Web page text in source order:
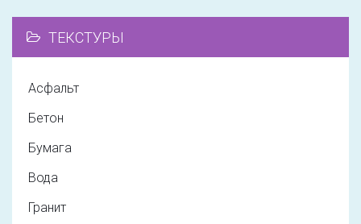
ТЕКСТУРЫ
Асфальт
Бетон
Бумага
Вода
Гранит